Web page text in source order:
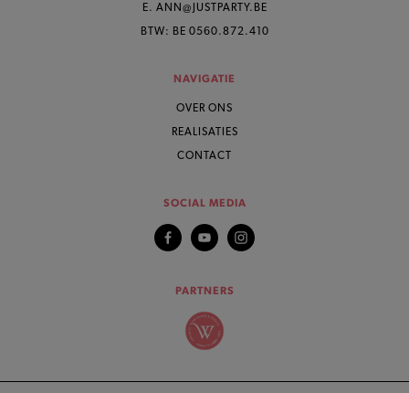
E. ANN@JUSTPARTY.BE
BTW: BE 0560.872.410
NAVIGATIE
OVER ONS
REALISATIES
CONTACT
SOCIAL MEDIA
PARTNERS